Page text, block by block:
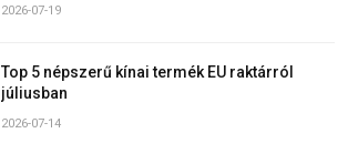
2026-07-19
Top 5 népszerű kínai termék EU raktárról
júliusban
2026-07-14